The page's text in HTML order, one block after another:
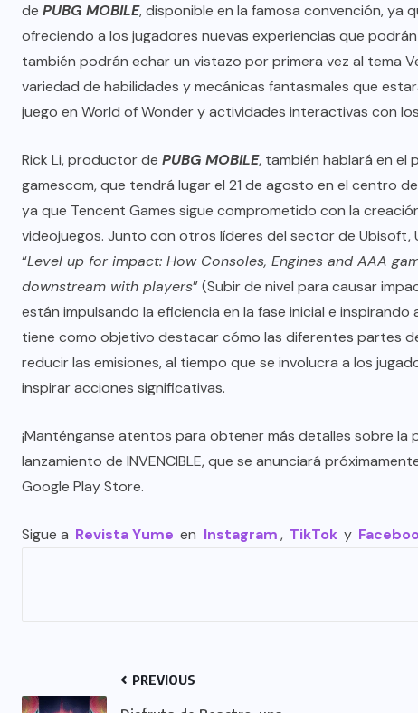
de PUBG MOBILE, disponible en la famosa convención, ya
ofreciendo a los jugadores nuevas experiencias que
también podrán echar un vistazo por primera vez al tema
variedad de habilidades y mecánicas fantasmales que
juego en World of Wonder y actividades interactivas con
Rick Li, productor de PUBG MOBILE, también hablará en el
gamescom, que tendrá lugar el 21 de agosto en el centro
ya que Tencent Games sigue comprometido con la
videojuegos. Junto con otros líderes del sector de Ubisoft,
“Level up for impact: How Consoles, Engines and AAA
downstream with players” (Subir de nivel para causar
están impulsando la eficiencia en la fase inicial e
tiene como objetivo destacar cómo las diferentes partes
reducir las emisiones, al tiempo que se involucra a los
inspirar acciones significativas.
¡Manténganse atentos para obtener más detalles sobre la
lanzamiento de INVENCIBLE, que se anunciará
Google Play Store.
Sigue a Revista Yume en Instagram, TikTok y
PREVIOUS